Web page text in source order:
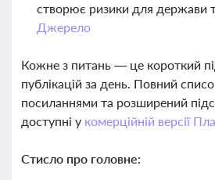
створює ризики для держави
Джерело
Кожне з питань — це короткий
публікацій за день. Повний
посиланнями та розширений
доступні у комерційній версії
Стисло про головне: